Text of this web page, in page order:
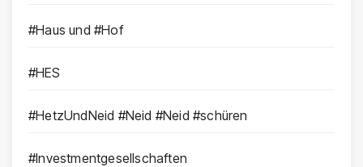
#Haus und #Hof
#HES
#HetzUndNeid #Neid #Neid #schüren
#Investmentgesellschaften